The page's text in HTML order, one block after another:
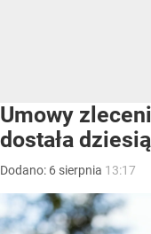
Umowy
dostała
Dodano: 6 sierpnia 13:17